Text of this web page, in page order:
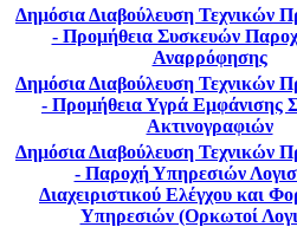
Δημόσια Διαβούλευση Τεχνικών
- Προμήθεια Συσκευών
Αναρρόφησης
Δημόσια Διαβούλευση Τεχνικών
- Προμήθεια Υγρά Εμφάνισης
Ακτινογραφιών
Δημόσια Διαβούλευση Τεχνικών
- Παροχή Υπηρεσιών
Διαχειριστικού Ελέγχου και
Υπηρεσιών (Ορκωτοί